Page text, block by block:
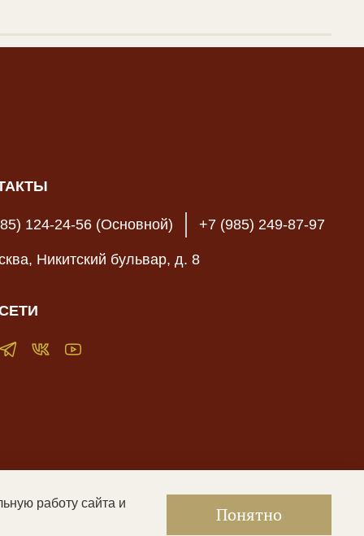
124-24-56 (Основной) +7 (985) 249-87-97
Никитский бульвар, д. 8
контент, не предназначенный для лиц младше 16 лет
работу сайта и
Понятно